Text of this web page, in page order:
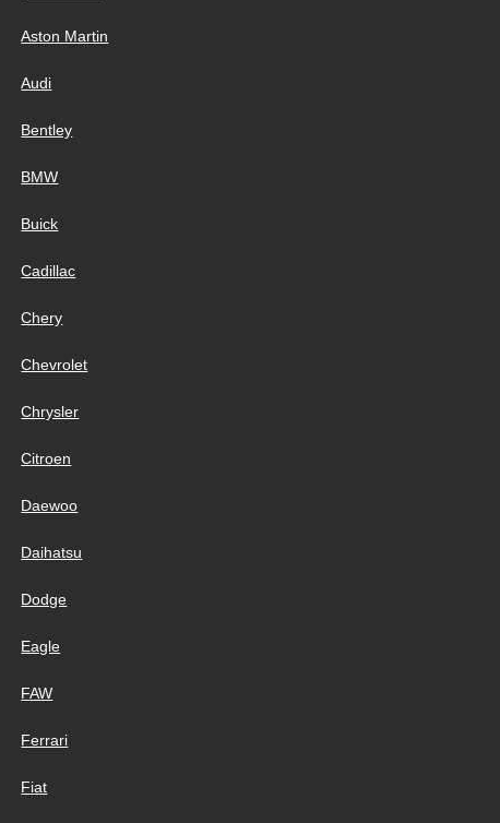
Aston Martin
Audi
Bentley
BMW
Buick
Cadillac
Chery
Chevrolet
Chrysler
Citroen
Daewoo
Daihatsu
Dodge
Eagle
FAW
Ferrari
Fiat